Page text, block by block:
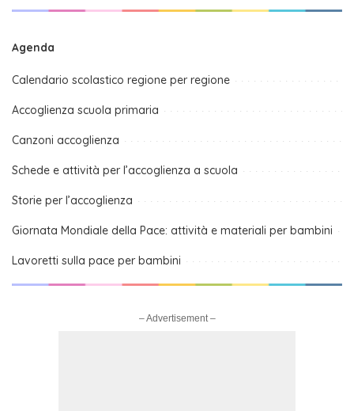
Agenda
Calendario scolastico regione per regione
Accoglienza scuola primaria
Canzoni accoglienza
Schede e attività per l’accoglienza a scuola
Storie per l’accoglienza
Giornata Mondiale della Pace: attività e materiali per bambini
Lavoretti sulla pace per bambini
– Advertisement –